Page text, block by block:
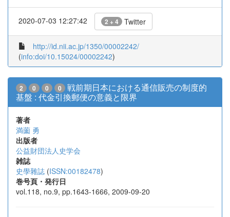
2020-07-03 12:27:42 2 + 4 Twitter
http://id.nii.ac.jp/1350/00002242/
(info:doi/10.15024/00002242)
2 0 0 0
戦前期日本における通信販売の制度的
基盤 : 代金引換郵便の意義と限界
著者
満薗 勇
出版者
公益財団法人史学会
雑誌
史學雜誌 (ISSN:00182478)
巻号頁・発行日
vol.118, no.9, pp.1643-1666, 2009-09-20